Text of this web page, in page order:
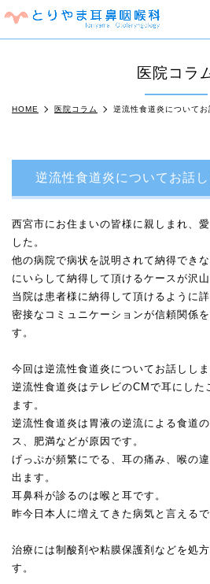
医院コラ
HOME 医院コラム 逆流性食道炎についてお
逆流性食道炎についてお話
西宮市にお住まいの皆様に親しまれ、
した。
他の病院で病状を説明されて納得でき
にいらして納得して頂けるケースが沢山
当院は患者様に納得して頂けるように詳
密接なコミュニケーションが信頼関係
す。
今回は逆流性食道炎についてお話ししま
逆流性食道炎はテレビのCMで耳にした
ます。
逆流性食道炎は胃液の逆流による食道
ス、肥満などが原因です。
げっぷが頻繁にでる、耳の痛み、喉の
出ます。
耳鼻科が診るのは喉と耳です。
昨今日本人に増えてきた病気と言えるで
治療には制酸剤や粘膜保護剤などを処
す。